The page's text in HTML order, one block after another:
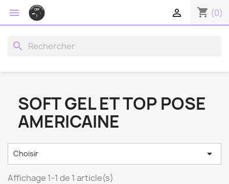
 shopping_cart (0)

search
SOFT GEL ET TOP POSE
AMERICAINE
Choisir 
Affichage 1-1 de 1 article(s)